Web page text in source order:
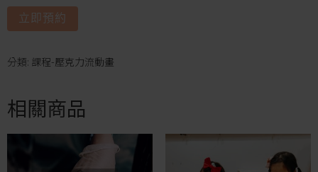
立即預約
分類: 課程-壓克力流動畫
相關商品